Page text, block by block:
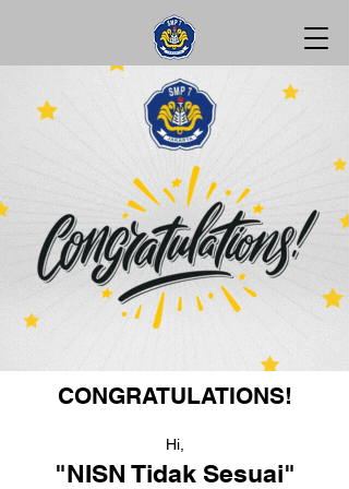
CONGRATULATIONS!
Hi,
"NISN Tidak Sesuai"